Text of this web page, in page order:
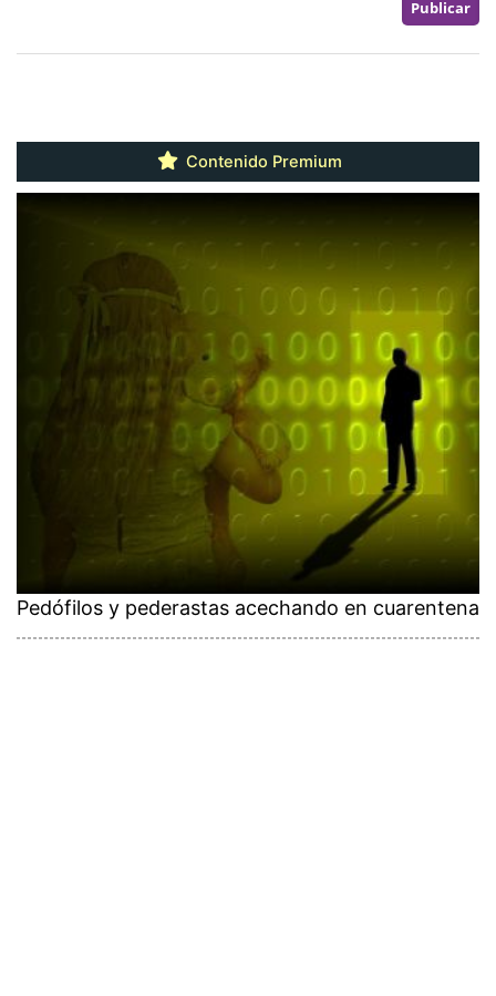
Contenido Premium
Pedófilos y pederastas acechando en cuarentena